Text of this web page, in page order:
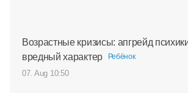
Возрастные кризисы: апгрейд
вредный характер
Ребёнок
07. Aug 10:50